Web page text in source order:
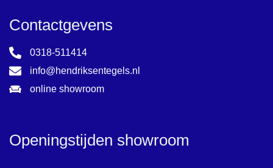
Contactgevens
0318-511414
info@hendriksentegels.nl
online showroom
Openingstijden showroom